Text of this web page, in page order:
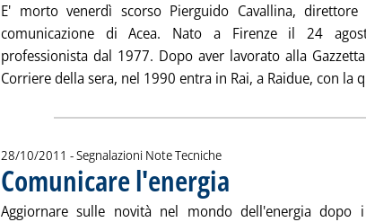
E' morto venerdì scorso Pierguido Cavallina,
comunicazione di Acea. Nato a Firenze il 24
professionista dal 1977. Dopo aver lavorato alla
Corriere della sera, nel 1990 entra in Rai, a Raidue, con la
28/10/2011 - Segnalazioni Note Tecniche
Comunicare l'energia
Aggiornare sulle novità nel mondo dell'energia dopo